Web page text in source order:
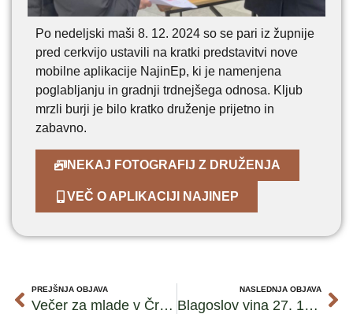
Po nedeljski maši 8. 12. 2024 so se pari iz župnije
pred cerkvijo ustavili na kratki predstavitvi nove
mobilne aplikacije NajinEp, ki je namenjena
poglabljanju in gradnji trdnejšega odnosa. Kljub
mrzli burji je bilo kratko druženje prijetno in
zabavno.
NEKAJ FOTOGRAFIJ Z DRUŽENJA
VEČ O APLIKACIJI NAJINEP
PREJŠNJA OBJAVA
Večer za mlade v Črničah
NASLEDNJA OBJAVA
Blagoslov vina 27. 12. 2024